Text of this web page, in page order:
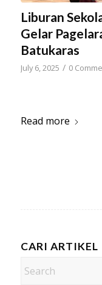
Liburan
Gelar
Batukaras
July 6, 2025 / 0
Read more
CARI ARTIKEL